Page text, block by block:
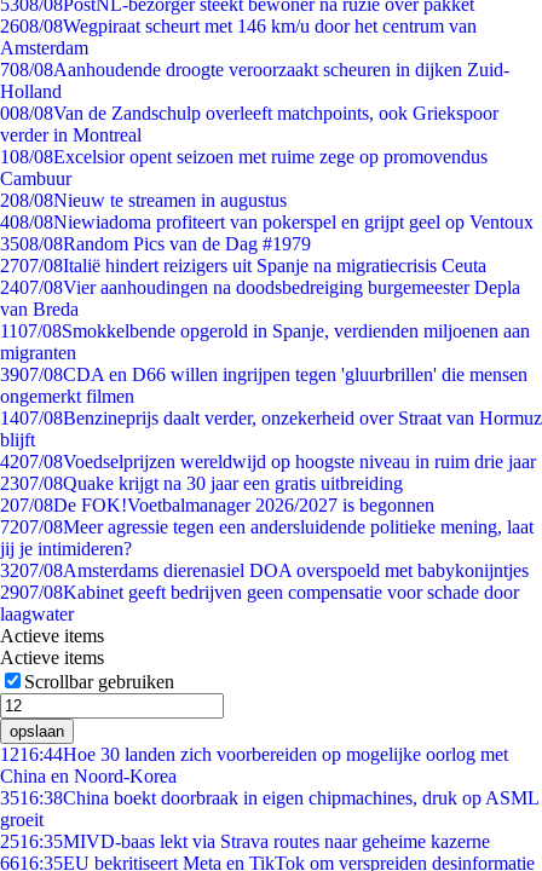
5308/08PostNL-bezorger steekt bewoner na ruzie over pakket
2608/08Wegpiraat scheurt met 146 km/u door het centrum van
Amsterdam
708/08Aanhoudende droogte veroorzaakt scheuren in dijken Zuid-
Holland
008/08Van de Zandschulp overleeft matchpoints, ook Griekspoor
verder in Montreal
108/08Excelsior opent seizoen met ruime zege op promovendus
Cambuur
208/08Nieuw te streamen in augustus
408/08Niewiadoma profiteert van pokerspel en grijpt geel op Ventoux
3508/08Random Pics van de Dag #1979
2707/08Italië hindert reizigers uit Spanje na migratiecrisis Ceuta
2407/08Vier aanhoudingen na doodsbedreiging burgemeester Depla
van Breda
1107/08Smokkelbende opgerold in Spanje, verdienden miljoenen aan
migranten
3907/08CDA en D66 willen ingrijpen tegen 'gluurbrillen' die mensen
ongemerkt filmen
1407/08Benzineprijs daalt verder, onzekerheid over Straat van Hormuz
blijft
4207/08Voedselprijzen wereldwijd op hoogste niveau in ruim drie jaar
2307/08Quake krijgt na 30 jaar een gratis uitbreiding
207/08De FOK!Voetbalmanager 2026/2027 is begonnen
7207/08Meer agressie tegen een andersluidende politieke mening, laat
jij je intimideren?
3207/08Amsterdams dierenasiel DOA overspoeld met babykonijntjes
2907/08Kabinet geeft bedrijven geen compensatie voor schade door
laagwater
Actieve items
Actieve items
Scrollbar gebruiken
opslaan
1216:44Hoe 30 landen zich voorbereiden op mogelijke oorlog met
China en Noord-Korea
3516:38China boekt doorbraak in eigen chipmachines, druk op ASML
groeit
2516:35MIVD-baas lekt via Strava routes naar geheime kazerne
6616:35EU bekritiseert Meta en TikTok om verspreiden desinformatie